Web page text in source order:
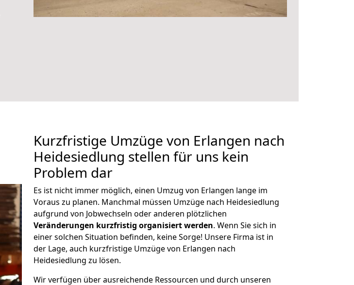
Kurzfristige Umzüge von Erlangen nach
Heidesiedlung stellen für uns kein
Problem dar
Es ist nicht immer möglich, einen Umzug von Erlangen lange im
Voraus zu planen. Manchmal müssen Umzüge nach Heidesiedlung
aufgrund von Jobwechseln oder anderen plötzlichen
Veränderungen kurzfristig organisiert werden. Wenn Sie sich in
einer solchen Situation befinden, keine Sorge! Unsere Firma ist in
der Lage, auch kurzfristige Umzüge von Erlangen nach
Heidesiedlung zu lösen.
Wir verfügen über ausreichende Ressourcen und durch unseren